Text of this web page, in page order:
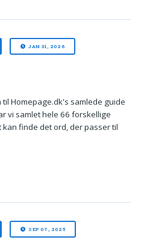
JAN 31, 2026
Homepage.dk's samlede guide
vi samlet hele 66 forskellige
finde det ord, der passer til
SEP 07, 2025